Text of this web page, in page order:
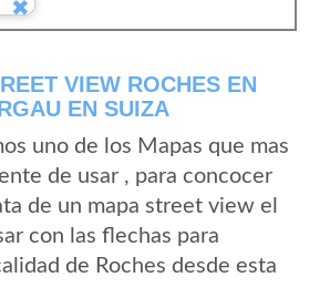
VIEW ROCHES EN
EN SUIZA
uno de los Mapas que mas
de usar , para concocer
de un mapa street view el
con las flechas para
de Roches desde esta